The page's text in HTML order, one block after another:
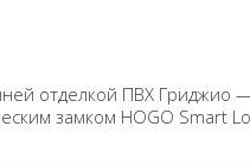
отделкой ПВХ
замком HOGO Smart